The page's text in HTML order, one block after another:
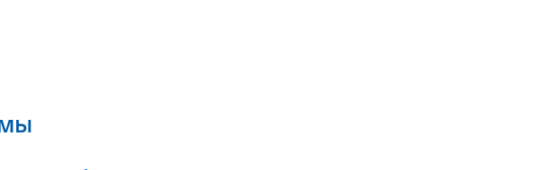
ради роста» к более умеренной модели развития.
концентрируется вокруг самых востребованных ниш —